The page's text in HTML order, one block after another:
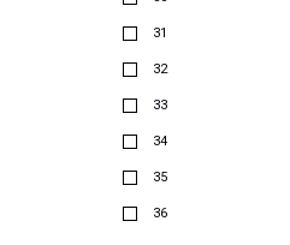
31
32
33
34
35
36